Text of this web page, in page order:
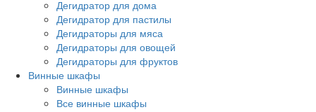
Дегидратор для дома
Дегидратор для пастилы
Дегидраторы для мяса
Дегидраторы для овощей
Дегидраторы для фруктов
Винные шкафы
Винные шкафы
Все винные шкафы